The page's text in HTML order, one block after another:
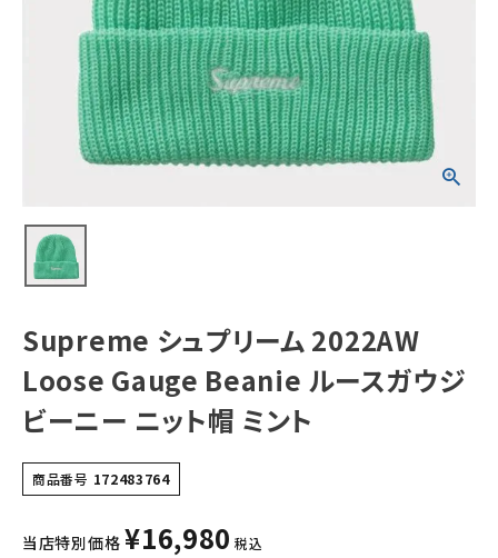
Supreme シュプ
リーム 2022AW
Loose Gauge
Beanie ルースガ
ウジビーニー ニッ
(税込)
NEW ITEMS
Tシャツ・ロングスリーブ
パーカー・トレーナー
キャップ・ハット
ニット帽・ビーニー
その他バッグ類
スニーカー・ブーツ
Supreme シュプリーム 2022AW
Loose Gauge Beanie ルースガウジ
ビーニー ニット帽 ミント
商品番号 172483764
当店特別価格 ¥16,980 税込